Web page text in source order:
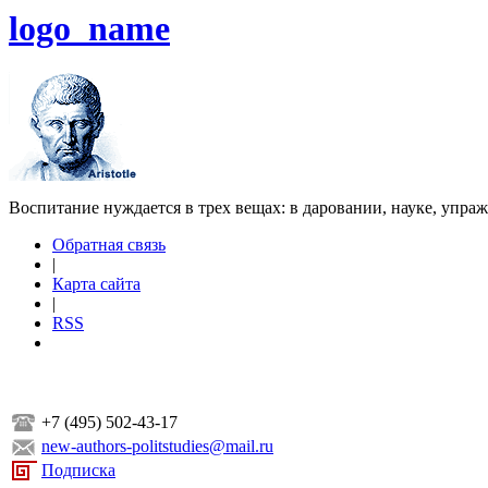
logo_name
Воспитание нуждается в трех вещах: в даровании, науке,
Обратная связь
|
Карта сайта
|
RSS
+7 (495) 502-43-17
new-authors-politstudies@mail.ru
Подписка